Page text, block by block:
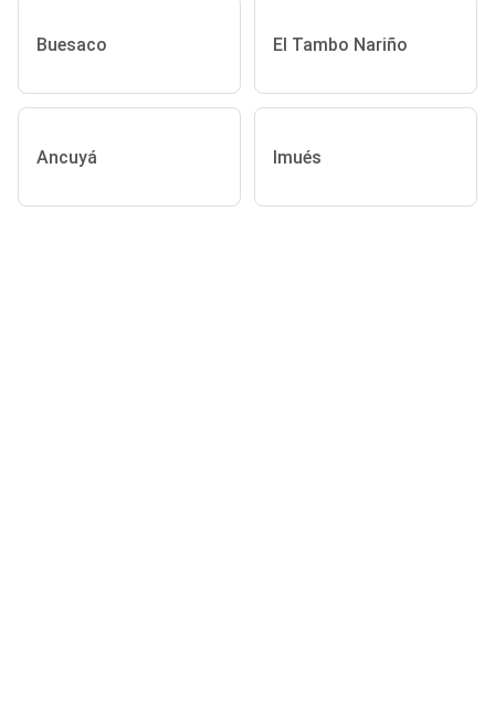
Buesaco El Tambo Nariño
Ancuyá Imués